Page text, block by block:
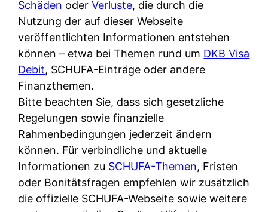
a
n
k
k
a
r
t
e
n
M
I
R
?
t
n
o
u
w
r
m
a
a
m
p
r
i
v
a
t
e
n
Schäden oderVerluste, die durch die
Nutzung der auf dieser Webseite
veröffentlichten Informationen entstehen
können – etwa bei Themen rund um DKB Visa
Debit, SCHUFA-Einträge oder andere
Finanzthemen.
Bitte beachten Sie, dass sich gesetzliche
Regelungen sowie finanzielle
Rahmenbedingungen jederzeit ändern
können. Für verbindliche und aktuelle
Informationen zu SCHUFA-Themen, Fristen
oder Bonitätsfragen empfehlen wir zusätzlich
die offizielle SCHUFA-Webseite sowie weitere